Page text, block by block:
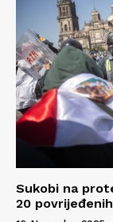
Sukobi na
20 povrijeđenih